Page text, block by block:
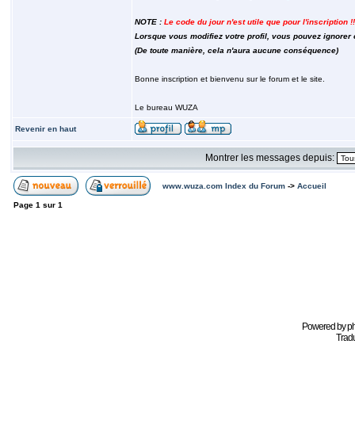
NOTE : Le code du jour n'est utile que pour l'inscription
Lorsque vous modifiez votre profil, vous pouvez ignorer
(De toute manière, cela n'aura aucune conséquence)
Bonne inscription et bienvenu sur le forum et le site.
Le bureau WUZA
Revenir en haut
Montrer les messages depuis:
www.wuza.com Index du Forum-> Accueil
Page 1 sur 1
Powered by